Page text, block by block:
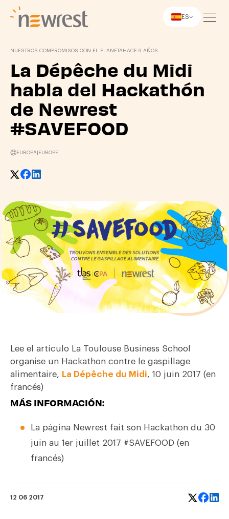
ES
NUESTROS COMPROMISOS CON EL PLANETA HACE 9 AÑOS
La Dépêche du Midi
habla del Hackathón
de Newrest
#SAVEFOOD
EUROPA EUROPE
Lee el artículo La Toulouse Business School
organise un Hackathon contre le gaspillage
alimentaire, La Dépêche du Midi, 10 juin 2017 (en
francés)
MÁS INFORMACIÓN:
La página Newrest fait son Hackathon du 30
juin au 1er juillet 2017 #SAVEFOOD (en
francés)
12 06 2017